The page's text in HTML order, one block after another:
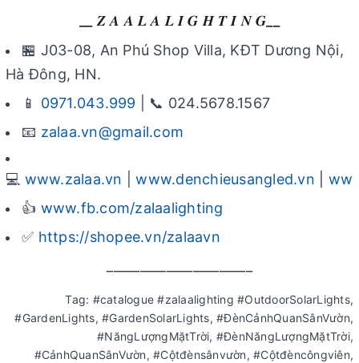
__ 𝒁 𝑨 𝑨 𝑳 𝑨 𝑳 𝑰 𝑮 𝑯 𝑻 𝑰 𝑵 𝑮__
🏪 J03-08, An Phú Shop Villa, KĐT Dương Nội,
Hà Đông, HN.
📱 0971.043.999 | 📞 024.5678.1567
📧 zalaa.vn@gmail.com
💻 www.zalaa.vn |www.denchieusangled.vn
👍 www.fb.com/zalaalighting
✅ https://shopee.vn/zalaavn
Tag: #catalogue #zalaalighting #OutdoorSolarLights,
#GardenLights, #GardenSolarLights, #ĐènCảnhQuanSânVườn,
#NăngLượngMặtTrời, #ĐènNăngLượngMặtTrời,
#CảnhQuanSânVườn, #Cộtđènsânvườn, #Cộtđèncôngviên,